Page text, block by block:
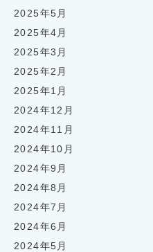
2025年5月
2025年4月
2025年3月
2025年2月
2025年1月
2024年12月
2024年11月
2024年10月
2024年9月
2024年8月
2024年7月
2024年6月
2024年5月